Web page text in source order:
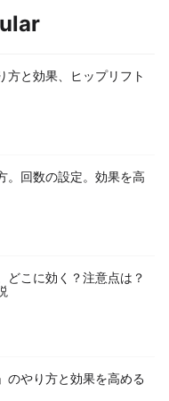
方と効果、ヒップリフト
。回数の設定。効果を高
どこに効く？注意点は？
のやり方と効果を高める